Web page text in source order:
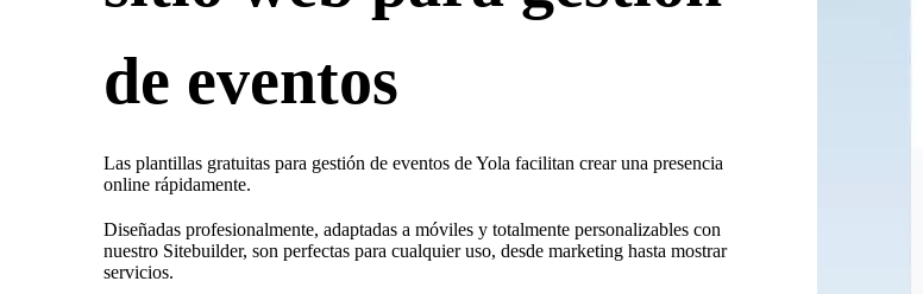
de eventos
Las plantillas gratuitas para gestión de eventos de Yola facilitan crear una presencia
online rápidamente.
Diseñadas profesionalmente, adaptadas a móviles y totalmente personalizables con
nuestro Sitebuilder, son perfectas para cualquier uso, desde marketing hasta mostrar
servicios.